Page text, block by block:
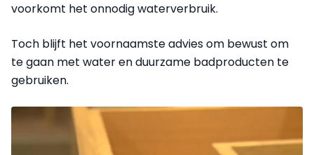
voorkomt het onnodig waterverbruik.
Toch blijft het voornaamste advies om bewust om
te gaan met water en duurzame badproducten te
gebruiken.